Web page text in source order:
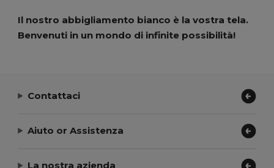
Il nostro abbigliamento bianco è la vostra tela.
Benvenuti in un mondo di infinite possibilità!
Contattaci
Aiuto or Assistenza
La nostra azienda